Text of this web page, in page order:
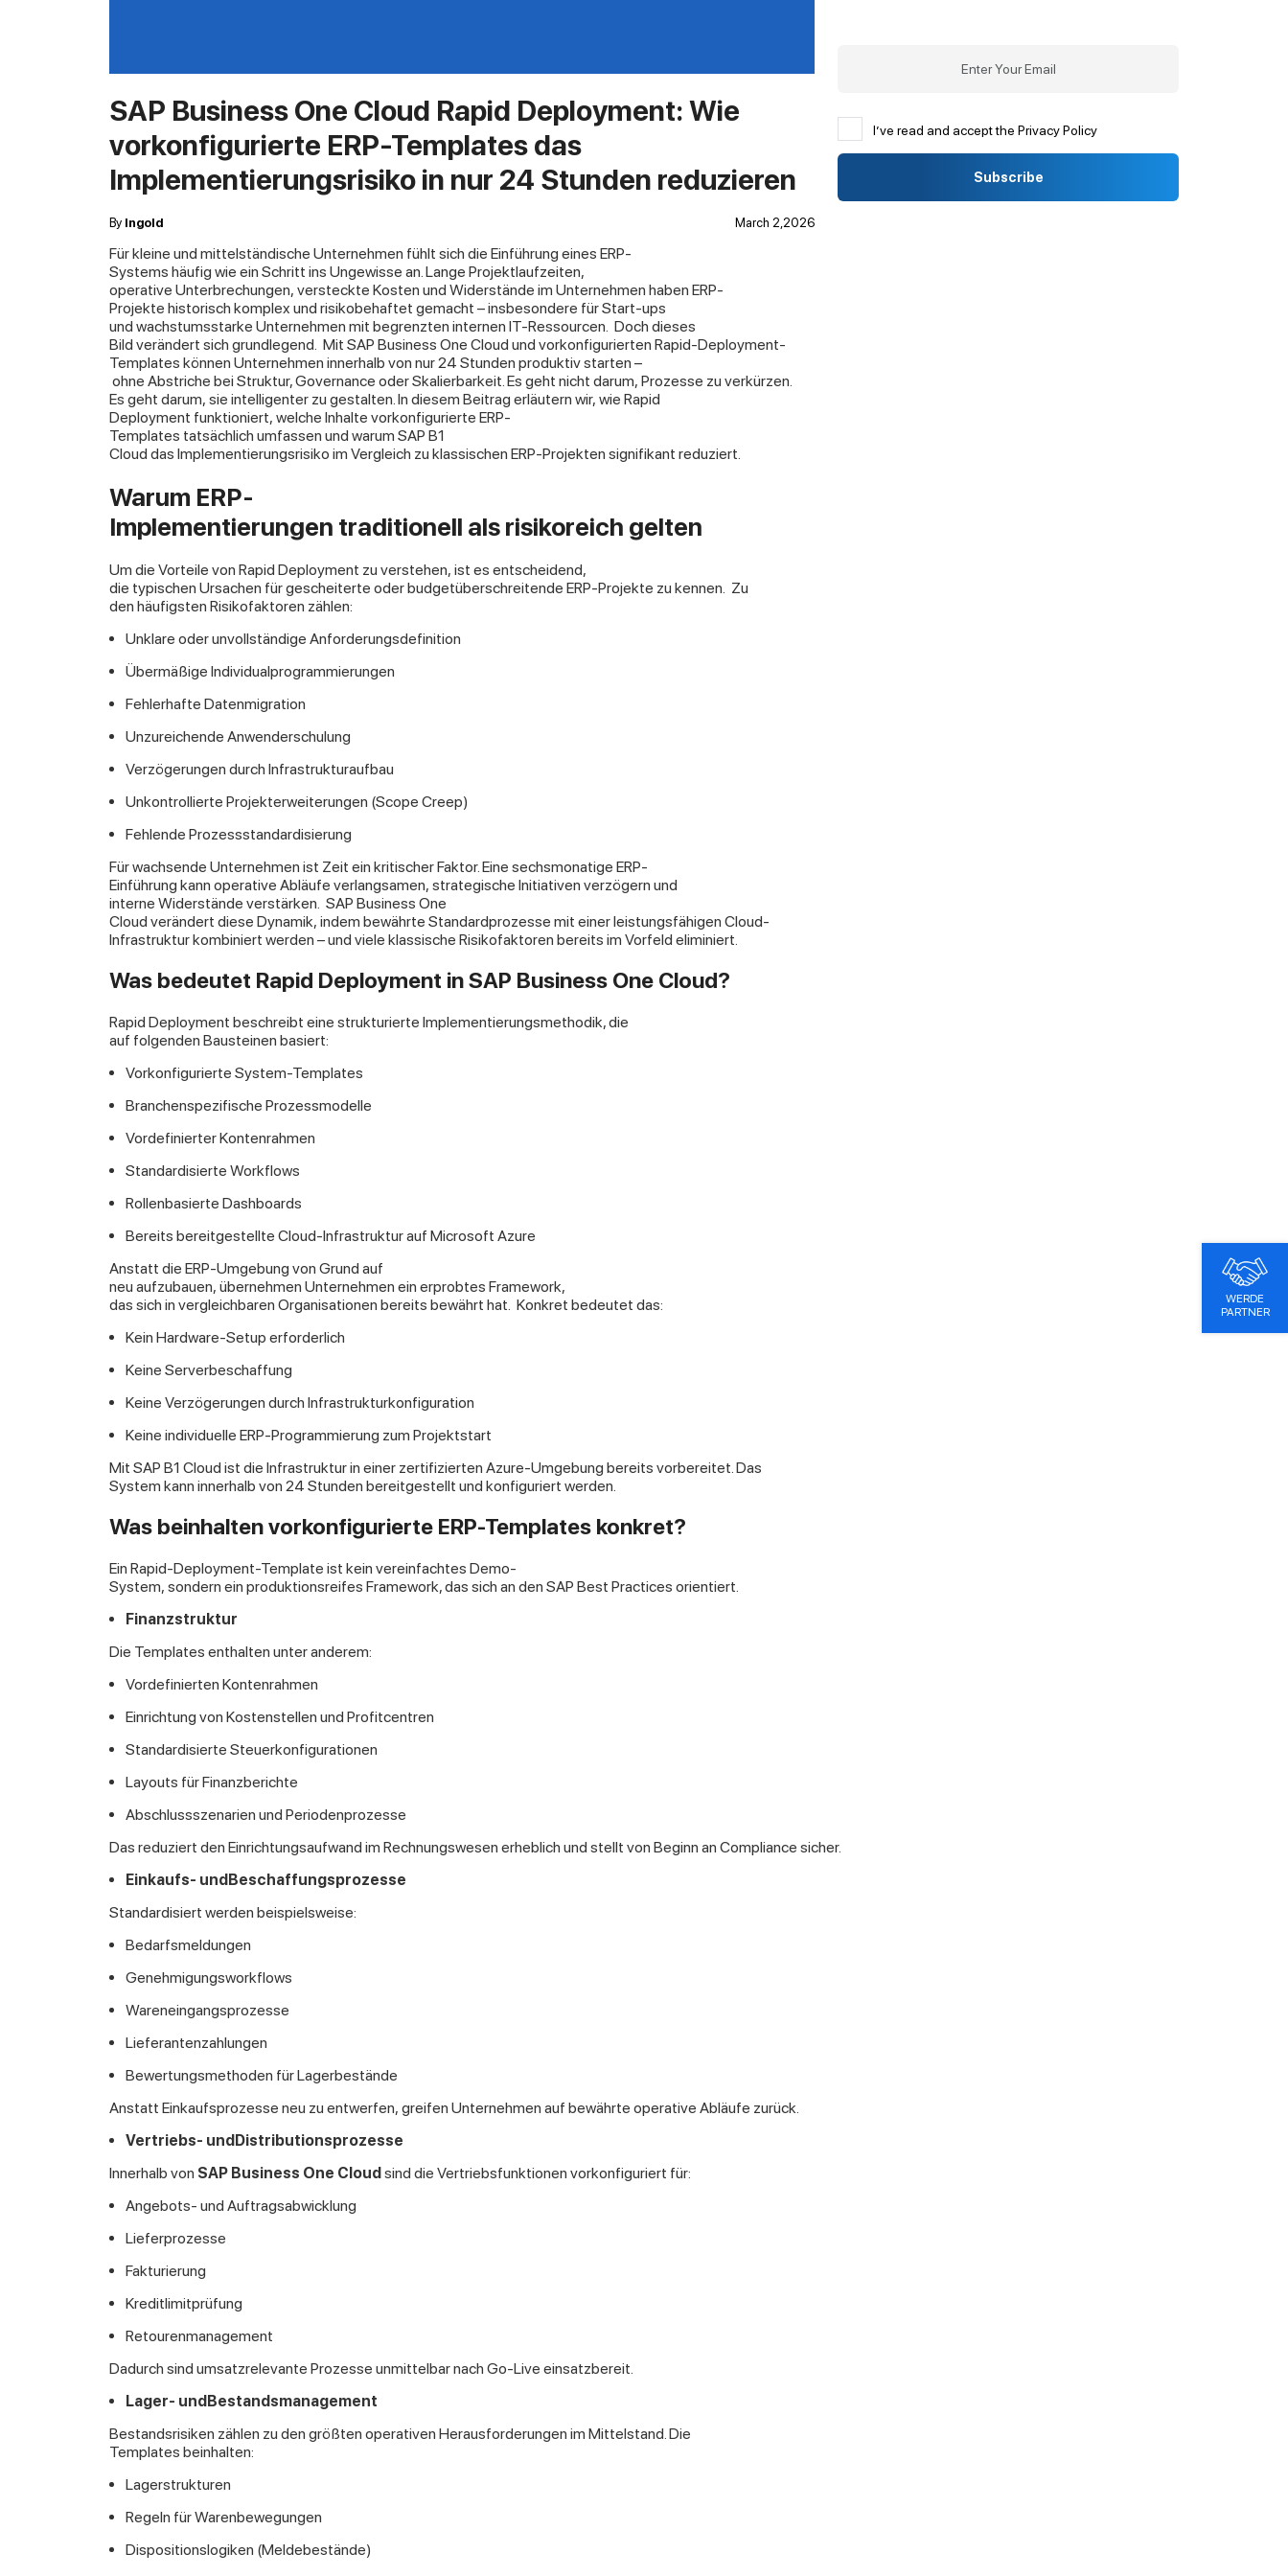
SAP Business One Cloud Rapid Deployment: Wie
vorkonfigurierte ERP-Templates das
Implementierungsrisiko in nur 24 Stunden reduzieren
By Ingold March 2,2026
Für kleine und mittelständische Unternehmen fühlt sich die Einführung eines ERP-
Systems häufig wie ein Schritt ins Ungewisse an. Lange Projektlaufzeiten,
operative Unterbrechungen, versteckte Kosten und Widerstände im Unternehmen haben ERP-
Projekte historisch komplex und risikobehaftet gemacht – insbesondere für Start-ups
und wachstumsstarke Unternehmen mit begrenzten internen IT-Ressourcen. Doch dieses
Bild verändert sich grundlegend. Mit SAP Business One Cloud und vorkonfigurierten Rapid-Deployment-
Templates können Unternehmen innerhalb von nur 24 Stunden produktiv starten –
ohne Abstriche bei Struktur, Governance oder Skalierbarkeit. Es geht nicht darum, Prozesse zu verkürzen.
Es geht darum, sie intelligenter zu gestalten. In diesem Beitrag erläutern wir, wie Rapid
Deployment funktioniert, welche Inhalte vorkonfigurierte ERP-
Templates tatsächlich umfassen und warum SAP B1
Cloud das Implementierungsrisiko im Vergleich zu klassischen ERP-Projekten signifikant reduziert.
Warum ERP-
Implementierungen traditionell als risikoreich gelten
Um die Vorteile von Rapid Deployment zu verstehen, ist es entscheidend,
die typischen Ursachen für gescheiterte oder budgetüberschreitende ERP-Projekte zu kennen. Zu
den häufigsten Risikofaktoren zählen:
Unklare oder unvollständige Anforderungsdefinition
Übermäßige Individualprogrammierungen
Fehlerhafte Datenmigration
Unzureichende Anwenderschulung
Verzögerungen durch Infrastrukturaufbau
Unkontrollierte Projekterweiterungen (Scope Creep)
Fehlende Prozessstandardisierung
Für wachsende Unternehmen ist Zeit ein kritischer Faktor. Eine sechsmonatige ERP-
Einführung kann operative Abläufe verlangsamen, strategische Initiativen verzögern und
interne Widerstände verstärken. SAP Business One
Cloud verändert diese Dynamik, indem bewährte Standardprozesse mit einer leistungsfähigen Cloud-
Infrastruktur kombiniert werden – und viele klassische Risikofaktoren bereits im Vorfeld eliminiert.
Was bedeutet Rapid Deployment in SAP Business One Cloud?
Rapid Deployment beschreibt eine strukturierte Implementierungsmethodik, die
auf folgenden Bausteinen basiert:
Vorkonfigurierte System-Templates
Branchenspezifische Prozessmodelle
Vordefinierter Kontenrahmen
Standardisierte Workflows
Rollenbasierte Dashboards
Bereits bereitgestellte Cloud-Infrastruktur auf Microsoft Azure
Anstatt die ERP-Umgebung von Grund auf
neu aufzubauen, übernehmen Unternehmen ein erprobtes Framework,
das sich in vergleichbaren Organisationen bereits bewährt hat. Konkret bedeutet das:
Kein Hardware-Setup erforderlich
Keine Serverbeschaffung
Keine Verzögerungen durch Infrastrukturkonfiguration
Keine individuelle ERP-Programmierung zum Projektstart
Mit SAP B1 Cloud ist die Infrastruktur in einer zertifizierten Azure-Umgebung bereits vorbereitet. Das
System kann innerhalb von 24 Stunden bereitgestellt und konfiguriert werden.
Was beinhalten vorkonfigurierte ERP-Templates konkret?
Ein Rapid-Deployment-Template ist kein vereinfachtes Demo-
System, sondern ein produktionsreifes Framework, das sich an den SAP Best Practices orientiert.
Finanzstruktur
Die Templates enthalten unter anderem:
Vordefinierten Kontenrahmen
Einrichtung von Kostenstellen und Profitcentren
Standardisierte Steuerkonfigurationen
Layouts für Finanzberichte
Abschlussszenarien und Periodenprozesse
Das reduziert den Einrichtungsaufwand im Rechnungswesen erheblich und stellt von Beginn an Compliance sicher.
Einkaufs- undBeschaffungsprozesse
Standardisiert werden beispielsweise:
Bedarfsmeldungen
Genehmigungsworkflows
Wareneingangsprozesse
Lieferantenzahlungen
Bewertungsmethoden für Lagerbestände
Anstatt Einkaufsprozesse neu zu entwerfen, greifen Unternehmen auf bewährte operative Abläufe zurück.
Vertriebs- undDistributionsprozesse
Innerhalb von SAP Business One Cloud sind die Vertriebsfunktionen vorkonfiguriert für:
Angebots- und Auftragsabwicklung
Lieferprozesse
Fakturierung
Kreditlimitprüfung
Retourenmanagement
Dadurch sind umsatzrelevante Prozesse unmittelbar nach Go-Live einsatzbereit.
Lager- undBestandsmanagement
Bestandsrisiken zählen zu den größten operativen Herausforderungen im Mittelstand. Die
Templates beinhalten:
Lagerstrukturen
Regeln für Warenbewegungen
Dispositionslogiken (Meldebestände)
I’ve read and accept the Privacy Policy
WERDE
PARTNER